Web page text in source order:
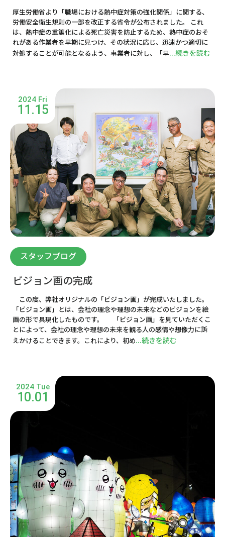
厚生労働省より「職場における熱中症対策の強化関係」に関する、
労働安全衛生規則の一部を改正する省令が公布されました。 これ
は、熱中症の重篤化による死亡災害を防止するため、熱中症のおそ
れがある作業者を早期に見つけ、その状況に応じ、迅速かつ適切に
対処することが可能となるよう、事業者に対し、「早...続きを読む
2024 Fri
11.15
スタッフブログ
ビジョン画の完成
この度、弊社オリジナルの「ビジョン画」が完成いたしました。
「ビジョン画」とは、会社の理念や理想の未来などのビジョンを絵
画の形で具現化したものです。 「ビジョン画」を見ていただくこ
とによって、会社の理念や理想の未来を観る人の感情や想像力に訴
えかけることできます。これにより、初め...続きを読む
2024 Tue
10.01